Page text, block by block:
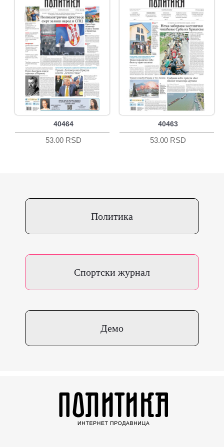
40464
53.00 RSD
40463
53.00 RSD
Политика
Спортски журнал
Демо